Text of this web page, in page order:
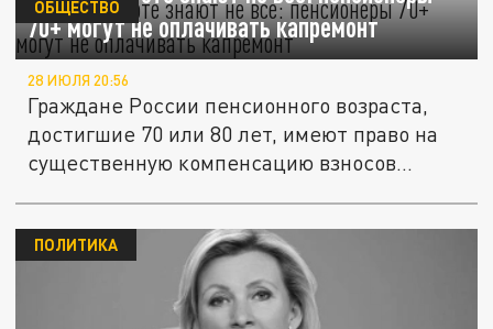
70+ могут не оплачивать капремонт
ОБЩЕСТВО
28 ИЮЛЯ 20:56
Граждане России пенсионного возраста,
достигшие 70 или 80 лет, имеют право на
существенную компенсацию взносов...
ПОЛИТИКА